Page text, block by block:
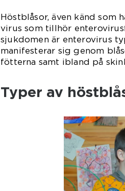
Höstblåsor, även känd som
virus som tillhör
sjukdomen är enterovirus
manifesterar sig genom
fötterna samt ibland på
Typer av